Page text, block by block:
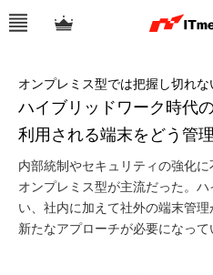
ハイブリッドワーク時代
利用される端末をどう管
オンプレミス型では把握し切れな
内部統制やセキュリティの強化に
オンプレミス型が主流だった。
い、社内に加えて社外の端末管
新たなアプローチが必要になって